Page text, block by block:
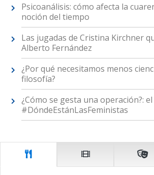
Psicoanálisis: cómo afecta la
noción del tiempo
Las jugadas de Cristina Kirchner
Alberto Fernández
¿Por qué necesitamos menos
filosofía?
¿Cómo se gesta una operación?: el
#DóndeEstánLasFeministas